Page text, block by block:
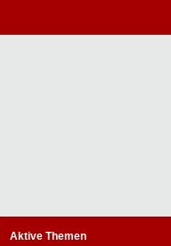
Aktive Themen